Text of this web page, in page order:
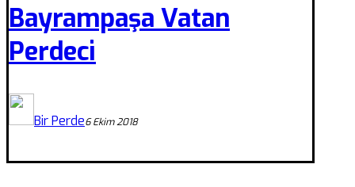
Bayrampaşa Vatan
Perdeci
Bir Perde6 Ekim 2018